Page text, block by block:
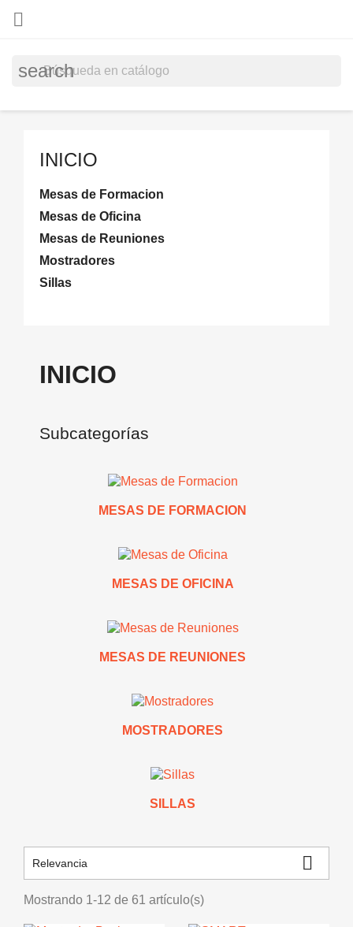

search
INICIO
Mesas de Formacion
Mesas de Oficina
Mesas de Reuniones
Mostradores
Sillas
INICIO
Subcategorías
MESAS DE FORMACION
MESAS DE OFICINA
MESAS DE REUNIONES
MOSTRADORES
SILLAS
Relevancia 
Mostrando 1-12 de 61 artículo(s)